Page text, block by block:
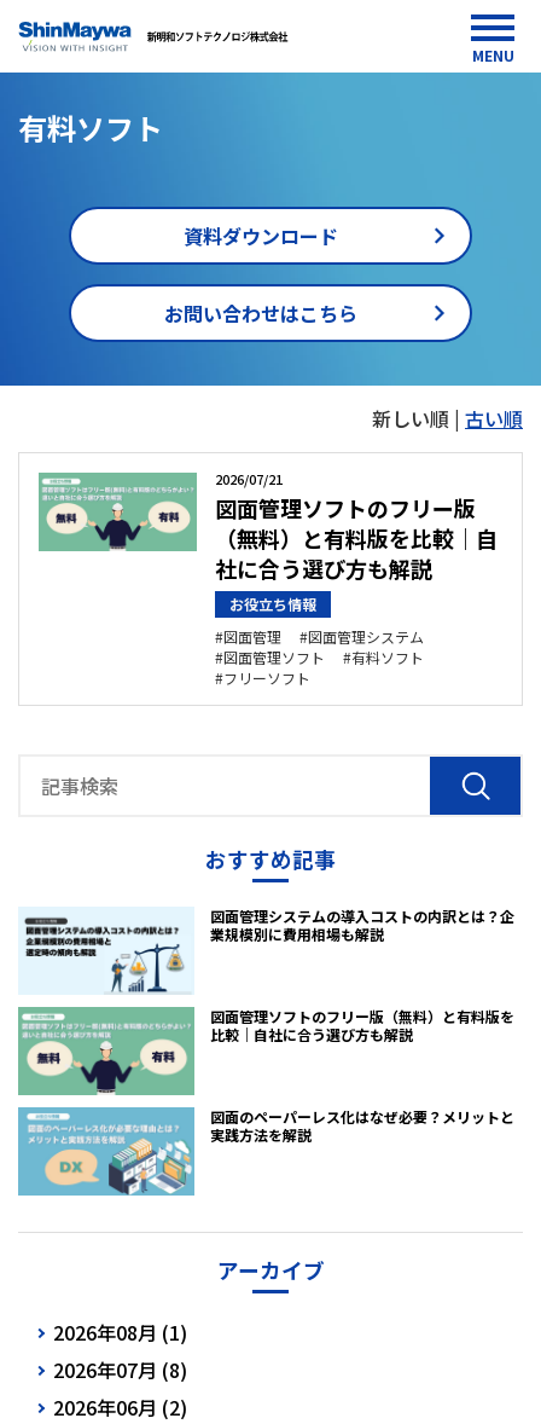
MENU
有料ソフト
資料ダウンロード
お問い合わせはこちら
新しい順 | 古い順
2026/07/21
図面管理ソフトのフリー版
（無料）と有料版を比較｜自
社に合う選び方も解説
お役立ち情報
図面管理
図面管理システム
図面管理ソフト
有料ソフト
フリーソフト
おすすめ記事
図面管理システムの導入コストの内訳とは？企
業規模別に費用相場も解説
図面管理ソフトのフリー版（無料）と有料版を
比較｜自社に合う選び方も解説
図面のペーパーレス化はなぜ必要？メリットと
実践方法を解説
アーカイブ
2026年08月 (1)
2026年07月 (8)
2026年06月 (2)